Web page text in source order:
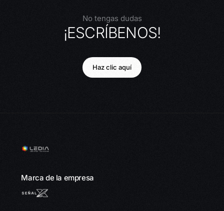
No tengas dudas
¡ESCRÍBENOS!
Haz clic aquí
Marca de la empresa